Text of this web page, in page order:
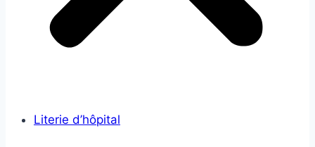
Literie d’hôpital